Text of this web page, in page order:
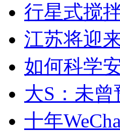
行星式搅
江苏将迎
如何科学
大S：未
十年